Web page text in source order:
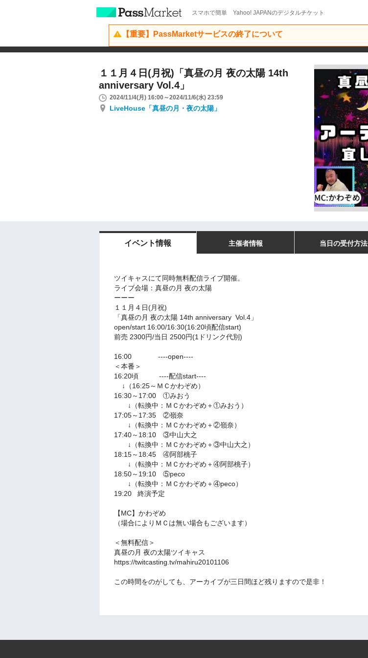
スマホで簡単 Yahoo! JAPANのデジタルチケット
【重要】PassMarketサービスの終了について
１１月４日(月祝)「真昼の月 夜の太陽 14th
anniversary Vol.4」
2024/11/4(月) 16:00～2024/11/6(水) 23:59
LiveHouse「真昼の月・夜の太陽」
イベント情報 主催者情報 当日の受付方法
ツイキャスにて同時無料配信ライブ開催。
ライブ会場：真昼の月 夜の太陽
ーーー
１１月４日(月祝)
「真昼の月 夜の太陽 14th anniversary Vol.4」
open/start 16:00/16:30(16:20頃配信start)
前売 2300円/当日 2500円(1ドリンク代別)
16:00 ----open----
＜本番＞
16:20頃 ----配信start----
↓（16:25～ＭＣかわぞめ）
16:30～17:00 ①みおう
↓（転換中：ＭＣかわぞめ＋①みおう）
17:05～17:35 ②嶺奈
↓（転換中：ＭＣかわぞめ＋②嶺奈）
17:40～18:10 ③中山大之
↓（転換中：ＭＣかわぞめ＋③中山大之）
18:15～18:45 ④阿部桃子
↓（転換中：ＭＣかわぞめ＋④阿部桃子）
18:50～19:10 ⑤peco
↓（転換中：ＭＣかわぞめ＋④peco）
19:20 終演予定
【MC】かわぞめ
（場合によりＭＣは無い場合もございます）
＜無料配信＞
真昼の月 夜の太陽ツイキャス
https://twitcasting.tv/mahiru20101106
この時間をのがしても、 アーカイブが三日間ほど残りますので是非！